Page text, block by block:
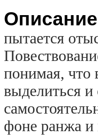
пытается
понимая, что
выделиться и
фоне ранжа и